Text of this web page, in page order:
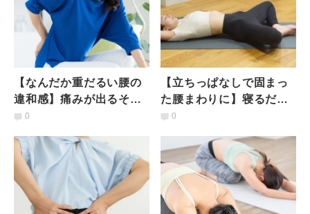
【なんだか重だるい腰の
違和感】痛みが出るその
前に！腰まわりを伸ばし
ッチ
0
【立ちっぱなしで固まっ
た腰まわりに】寝るだけ
で股関節リセット！仰向
0